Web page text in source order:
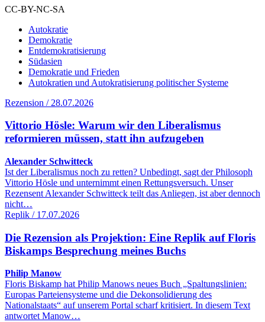
CC-BY-NC-SA
Autokratie
Demokratie
Entdemokratisierung
Südasien
Demokratie und Frieden
Autokratien und Autokratisierung politischer Systeme
Rezension / 28.07.2026
Vittorio Hösle: Warum wir den Liberalismus
reformieren müssen, statt ihn aufzugeben
Alexander Schwitteck
Ist der Liberalismus noch zu retten? Unbedingt, sagt der Philosoph
Vittorio Hösle und unternimmt einen Rettungsversuch. Unser
Rezensent Alexander Schwitteck teilt das Anliegen, ist aber dennoch
nicht…
Replik / 17.07.2026
Die Rezension als Projektion: Eine Replik auf Floris
Biskamps Besprechung meines Buchs
Philip Manow
Floris Biskamp hat Philip Manows neues Buch „Spaltungslinien:
Europas Parteiensysteme und die Dekonsolidierung des
Nationalstaats“ auf unserem Portal scharf kritisiert. In diesem Text
antwortet Manow…